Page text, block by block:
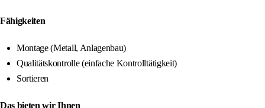
Fähigkeiten
Montage (Metall, Anlagenbau)
Qualitätskontrolle (einfache Kontrolltätigkeit)
Sortieren
Das bieten wir Ihnen